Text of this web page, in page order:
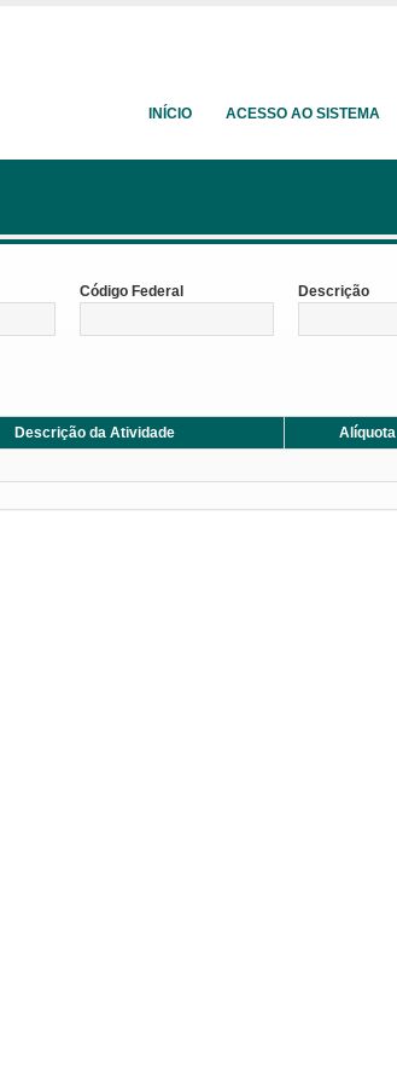
INÍCIO ACESSO AO SISTEMA
Código Federal Descrição
Descrição da Atividade Alíquota